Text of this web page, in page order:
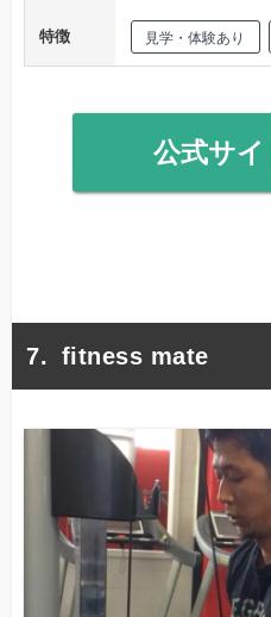
特徴 見学・体験あり
公式サ
fitness mate